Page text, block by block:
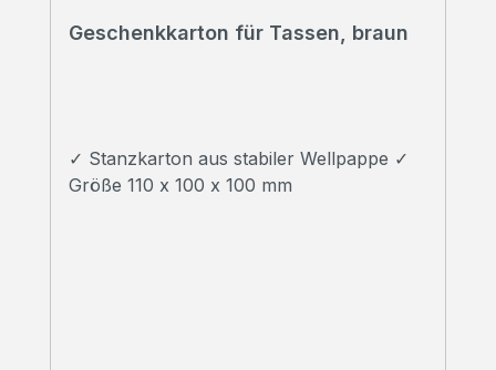
Geschenkkarton für Tassen, braun
✓ Stanzkarton aus stabiler Wellpappe ✓
Größe 110 x 100 x 100 mm